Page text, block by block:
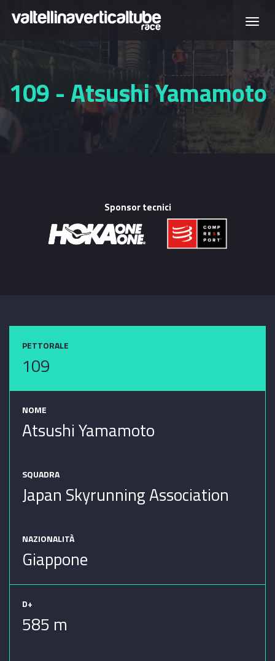
Salta al contenuto principale
109 - Atsushi Yamamoto
Sponsor tecnici
PETTORALE
109
NOME
Atsushi Yamamoto
SQUADRA
Japan Skyrunning Association
NAZIONALITÀ
Giappone
D+
585 m